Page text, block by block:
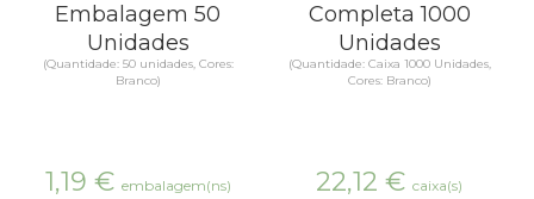
Embalagem 50
Unidades
(Quantidade: 50 unidades, Cores:
Branco)
1,19 € embalagem(ns)
Completa 1000
Unidades
(Quantidade: Caixa 1000 Unidades,
Cores: Branco)
22,12 € caixa(s)